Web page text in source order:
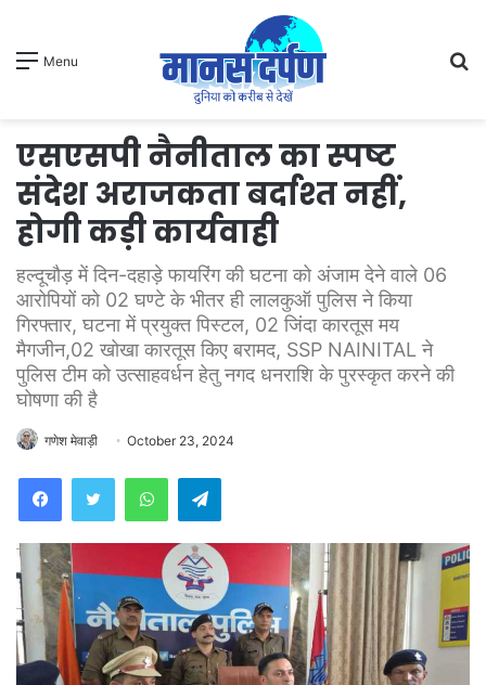
Menu
एसएसपी नैनीताल का स्पष्ट
संदेश अराजकता बर्दाश्त नहीं,
होगी कड़ी कार्यवाही
हल्दूचौड़ में दिन-दहाड़े फायरिंग की घटना को अंजाम देने वाले 06
आरोपियों को 02 घण्टे के भीतर ही लालकुऑ पुलिस ने किया
गिरफ्तार, घटना में प्रयुक्त पिस्टल, 02 जिंदा कारतूस मय
मैगजीन,02 खोखा कारतूस किए बरामद, SSP NAINITAL ने
पुलिस टीम को उत्साहवर्धन हेतु नगद धनराशि के पुरस्कृत करने की
घोषणा की है
गणेश मेवाड़ी October 23, 2024
WhatsAppTelegram